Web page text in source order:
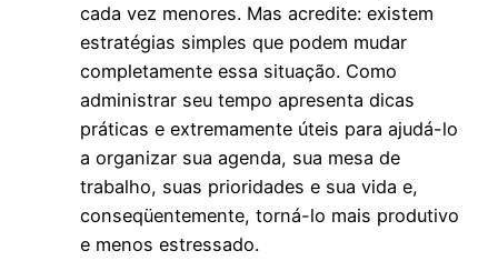
cada vez menores. Mas acredite: existem
estratégias simples que podem mudar
completamente essa situação. Como
administrar seu tempo apresenta dicas
práticas e extremamente úteis para ajudá-lo
a organizar sua agenda, sua mesa de
trabalho, suas prioridades e sua vida e,
conseqüentemente, torná-lo mais produtivo
e menos estressado.